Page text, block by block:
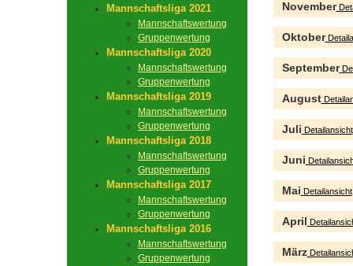
Mannschaftsliga 2021
Mannschaftswertung
Gruppenwertung
Mannschaftsliga 2020
Mannschaftswertung
Gruppenwertung
Mannschaftsliga 2019
Mannschaftswertung
Gruppenwertung
Mannschaftsliga 2018
Mannschaftswertung
Gruppenwertung
Mannschaftsliga 2017
Mannschaftswertung
Gruppenwertung
Mannschaftsliga 2016
Mannschaftswertung
Gruppenwertung
November
Oktober
September
August
Juli Detailansicht
Juni
Mai Detailansicht
April
März